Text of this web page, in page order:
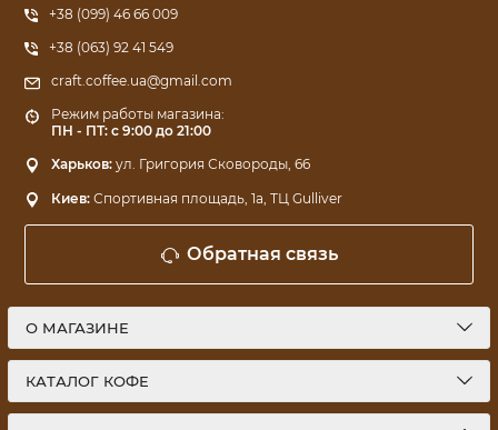
+38 (099) 46 66 009
+38 (063) 92 41 549
craft.coffee.ua@gmail.com
Режим работы магазина:
ПН - ПТ: с 9:00 до 21:00
Харьков: ул. Григория Сковороды, 66
Киев: Спортивная площадь, 1a, ТЦ Gulliver
Обратная связь
О МАГАЗИНЕ
КАТАЛОГ КОФЕ